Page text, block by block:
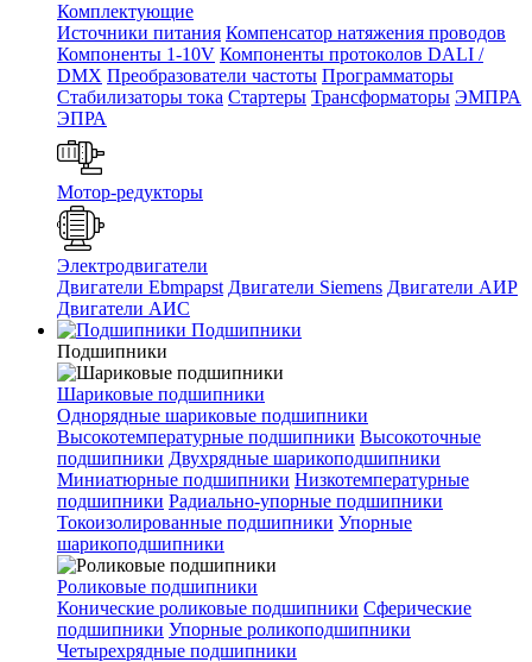
Комплектующие
Источники питания Компенсатор натяжения проводов
Компоненты 1-10V Компоненты протоколов DALI /
DMX Преобразователи частоты Программаторы
Стабилизаторы тока Стартеры Трансформаторы ЭМПРА
ЭПРА
Мотор-редукторы
Электродвигатели
Двигатели Ebmpapst Двигатели Siemens Двигатели АИР
Двигатели АИС
Подшипники
Подшипники
Шариковые подшипники
Однорядные шариковые подшипники
Высокотемпературные подшипники Высокоточные
подшипники Двухрядные шарикоподшипники
Миниатюрные подшипники Низкотемпературные
подшипники Радиально-упорные подшипники
Токоизолированные подшипники Упорные
шарикоподшипники
Роликовые подшипники
Конические роликовые подшипники Сферические
подшипники Упорные роликоподшипники
Четырехрядные подшипники